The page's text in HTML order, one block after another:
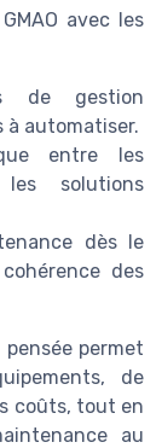
avec les
de gestion
à automatiser.
entre les
solutions
dès le
des
pensée permet
de
coûts, tout en
au